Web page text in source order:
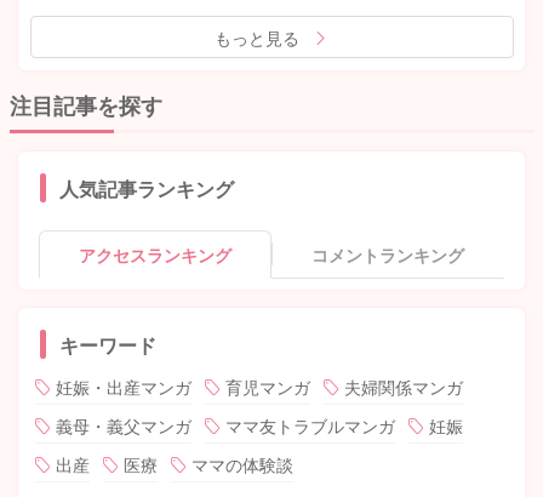
もっと見る
注目記事を探す
人気記事ランキング
アクセスランキング コメントランキング
キーワード
妊娠・出産マンガ 育児マンガ
夫婦関係マンガ
義母・義父マンガ
ママ友トラブルマンガ
妊娠
出産
医療 ママの体験談